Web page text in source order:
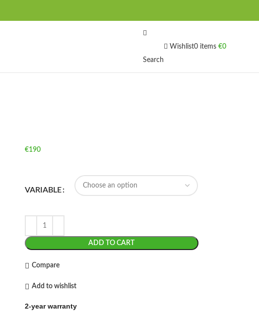
Search
Wishlist0 items €0
€190
VARIABLE
ADD TO CART
Compare
Add to wishlist
2-year warranty